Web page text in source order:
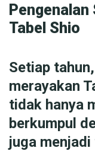
Pengenalan
Tabel Shio
Setiap
merayakan
tidak hanya
berkumpul
juga